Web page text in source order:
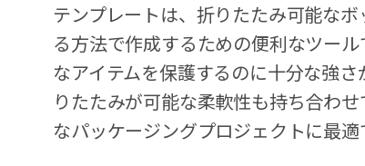
テンプレートは、折りたたみ可能な
る方法で作成するための便利なツー
なアイテムを保護するのに十分な強
りたたみが可能な柔軟性も持ち合わ
なパッケージングプロジェクトに最適